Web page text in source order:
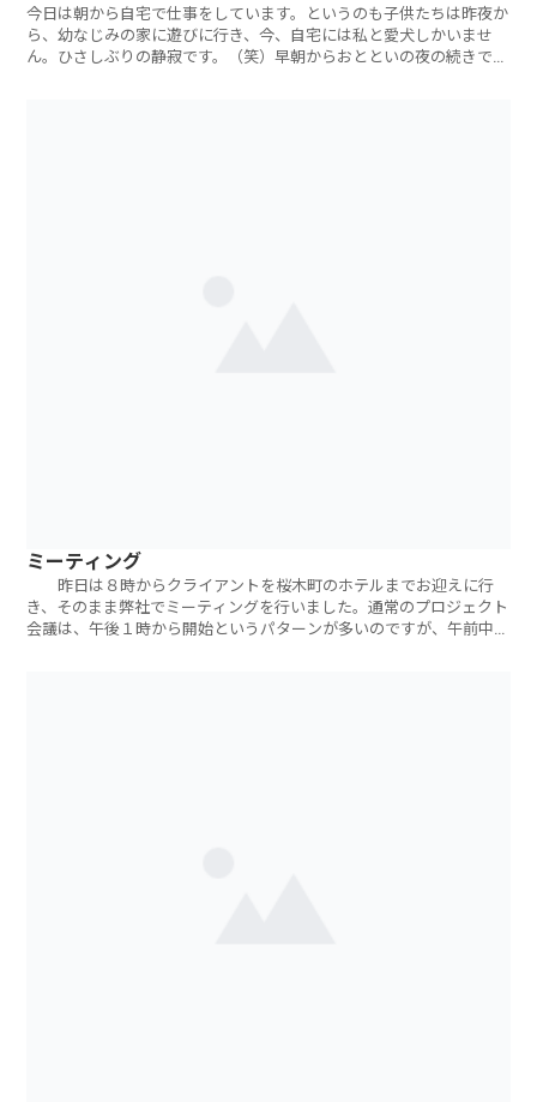
今日は朝から自宅で仕事をしています。というのも子供たちは昨夜か
ら、幼なじみの家に遊びに行き、今、自宅には私と愛犬しかいませ
ん。ひさしぶりの静寂です。（笑）早朝からおとといの夜の続きでジ
ミーティング
昨日は８時からクライアントを桜木町のホテルまでお迎えに行
き、そのまま弊社でミーティングを行いました。通常のプロジェクト
会議は、午後１時から開始というパターンが多いのですが、午前中の